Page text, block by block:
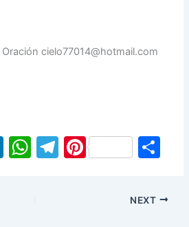
cielo77014@hotmail.com
Li W T Pi
ar
NEXT